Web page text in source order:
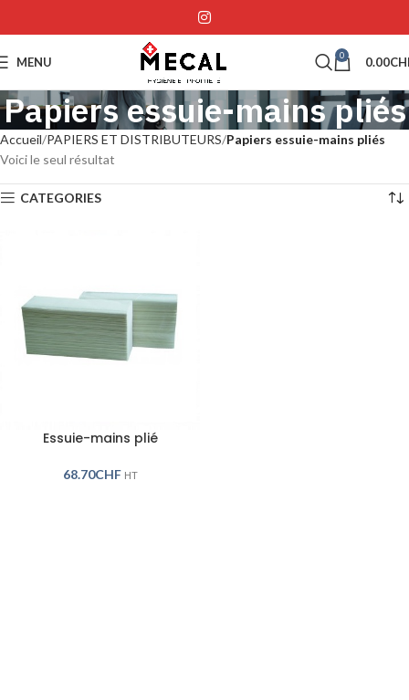
MENU 0 0.00
Papiers essuie-mains pliés
Accueil PAPIERS ET DISTRIBUTEURS Papiers essuie-mains pliés
Voici le seul résultat
CATEGORIES
Essuie-mains plié
68.70CHF HT